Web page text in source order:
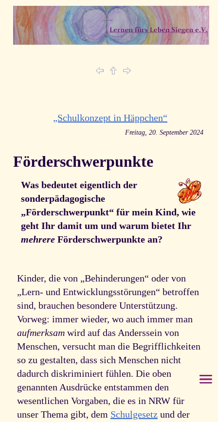
„Schulkonzept in Häppchen“
Freitag, 20. September 2024
Förderschwerpunkte
Was bedeutet eigentlich der
sonderpädagogische
„Förderschwerpunkt“ für mein Kind, wie
geht Ihr damit um und warum bietet Ihr
mehrereFörderschwerpunkte an?
Kinder, die von „Behinderungen“ oder von
„Lern- und Entwicklungsstörungen“ betroffen
sind, brauchen besondere Unterstützung.
Vorweg: immer wieder, wo auch immer man
aufmerksamwird auf das Anderssein von
Menschen, versucht man die Begrifflichkeiten
so zu gestalten, dass sich Menschen nicht
dadurch diskriminiert fühlen. Die oben
genannten Ausdrücke entstammen den
wesentlichen Vorgaben, die es in NRW für
unser Thema gibt, dem Schulgesetzund der